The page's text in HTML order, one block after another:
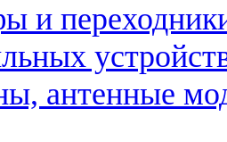
и
антенные